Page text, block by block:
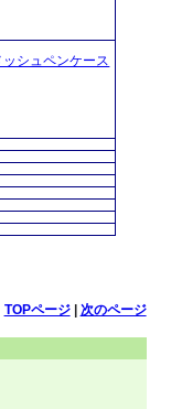
シュペンケース
TOPページ| 次のページ